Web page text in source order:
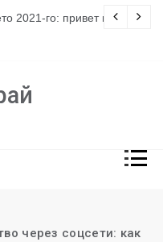
2021-го: привет из 80-х
через соцсети: как